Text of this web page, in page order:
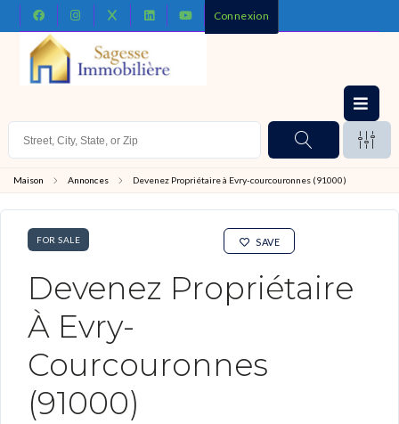
Connexion
Maison Annonces Devenez Propriétaire à Evry-courcouronnes (91000)
FOR SALE
Devenez Propriétaire
À Evry-
Courcouronnes
(91000)
SAVE